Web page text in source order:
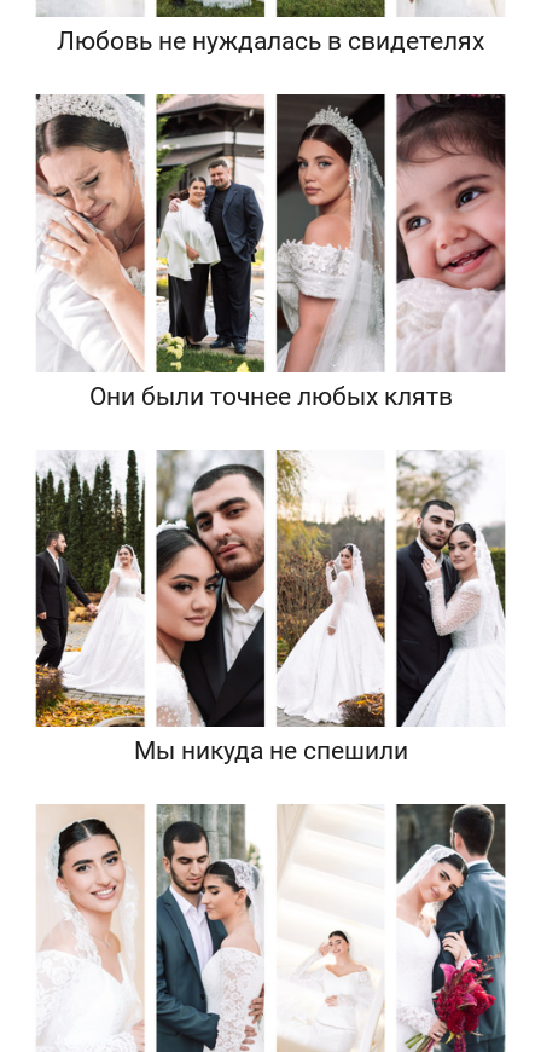
Любовь не нуждалась в свидетелях
Они были точнее любых клятв
Мы никуда не спешили